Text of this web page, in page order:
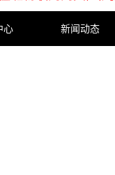
心 新闻动态